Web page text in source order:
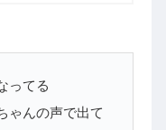
ってる
ゃんの声で出て